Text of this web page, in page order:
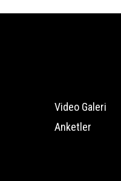
Video Galeri
Anketler